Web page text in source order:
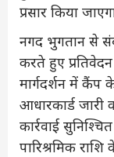
प्रसार किया
नगद भुगतान से
करते हुए
मार्गदर्शन में कैंप
आधारकार्ड
कार्रवाई
पारिश्रमिक